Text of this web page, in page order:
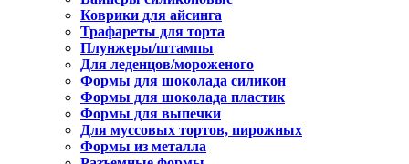
Коврики для айсинга
Трафареты для торта
Плунжеры/штампы
Для леденцов/мороженого
Формы для шоколада силикон
Формы для шоколада пластик
Формы для выпечки
Для муссовых тортов, пирожных
Формы из металла